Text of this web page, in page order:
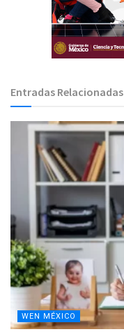
Entradas Relacionadas
WEN MÉXICO